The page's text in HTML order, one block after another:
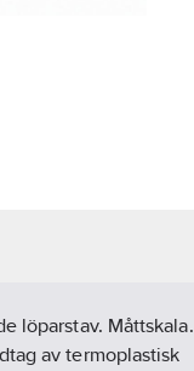
löparstav. Måttskala.
av termoplastisk